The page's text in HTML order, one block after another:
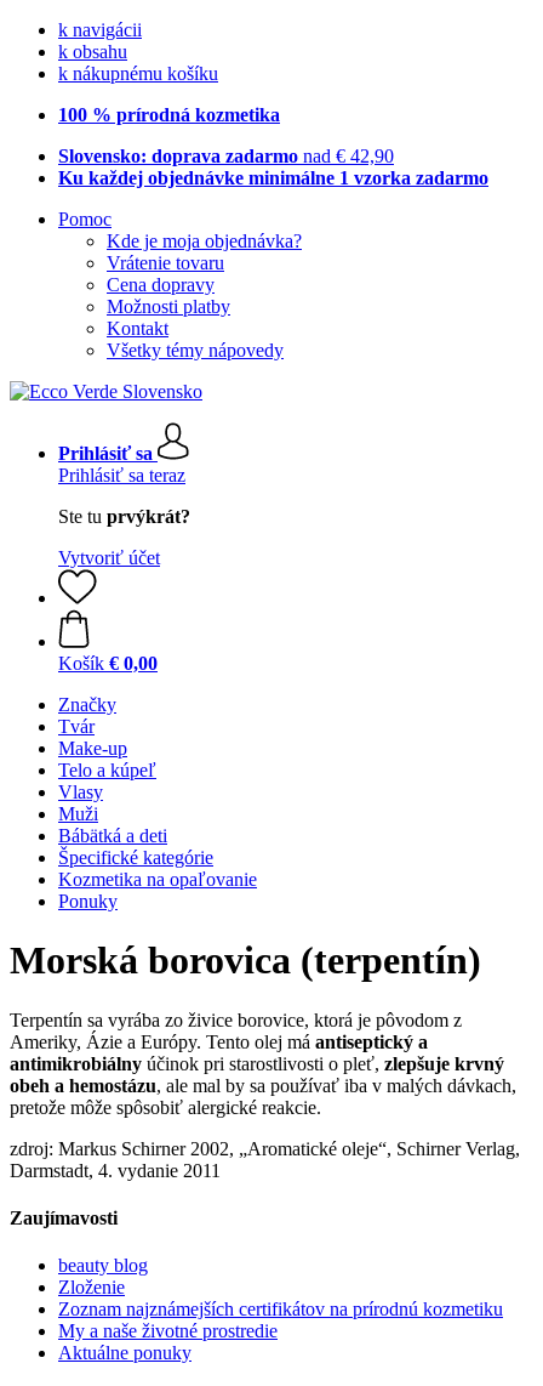
k navigácii
k obsahu
k nákupnému košíku
100 % prírodná kozmetika
Slovensko: doprava zadarmo nad € 42,90
Ku každej objednávke minimálne 1 vzorka zadarmo
Pomoc
Kde je moja objednávka?
Vrátenie tovaru
Cena dopravy
Možnosti platby
Kontakt
Všetky témy nápovedy
Prihlásiť sa
Prihlásiť sa teraz
Ste tu prvýkrát?
Vytvoriť účet
Košík € 0,00
Značky
Tvár
Make-up
Telo a kúpeľ
Vlasy
Muži
Bábätká a deti
Špecifické kategórie
Kozmetika na opaľovanie
Ponuky
Morská borovica (terpentín)
Terpentín sa vyrába zo živice borovice, ktorá je pôvodom z
Ameriky, Ázie a Európy. Tento olej má antiseptický a
antimikrobiálny účinok pri starostlivosti o pleť, zlepšuje krvný
obeh a hemostázu, ale mal by sa používať iba v malých dávkach,
pretože môže spôsobiť alergické reakcie.
zdroj: Markus Schirner 2002, „Aromatické oleje“, Schirner Verlag,
Darmstadt, 4. vydanie 2011
Zaujímavosti
beauty blog
Zloženie
Zoznam najznámejších certifikátov na prírodnú kozmetiku
My a naše životné prostredie
Aktuálne ponuky